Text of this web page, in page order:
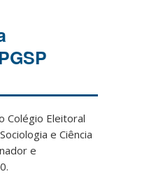
Colégio Eleitoral
e Ciência
e